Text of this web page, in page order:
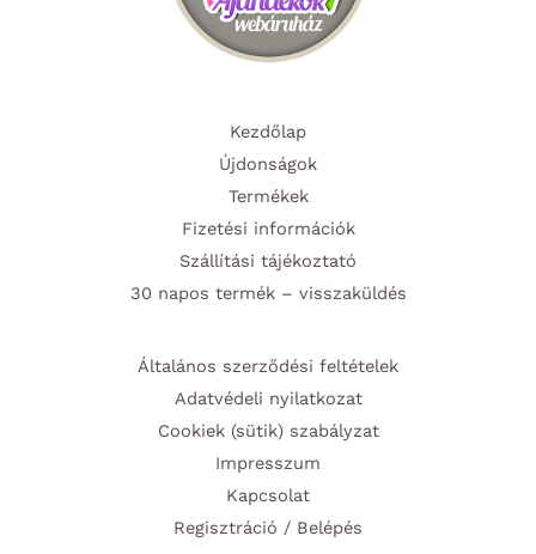
Kezdőlap
Újdonságok
Termékek
Fizetési információk
Szállítási tájékoztató
30 napos termék – visszaküldés
Általános szerződési feltételek
Adatvédeli nyilatkozat
Cookiek (sütik) szabályzat
Impresszum
Kapcsolat
Regisztráció / Belépés